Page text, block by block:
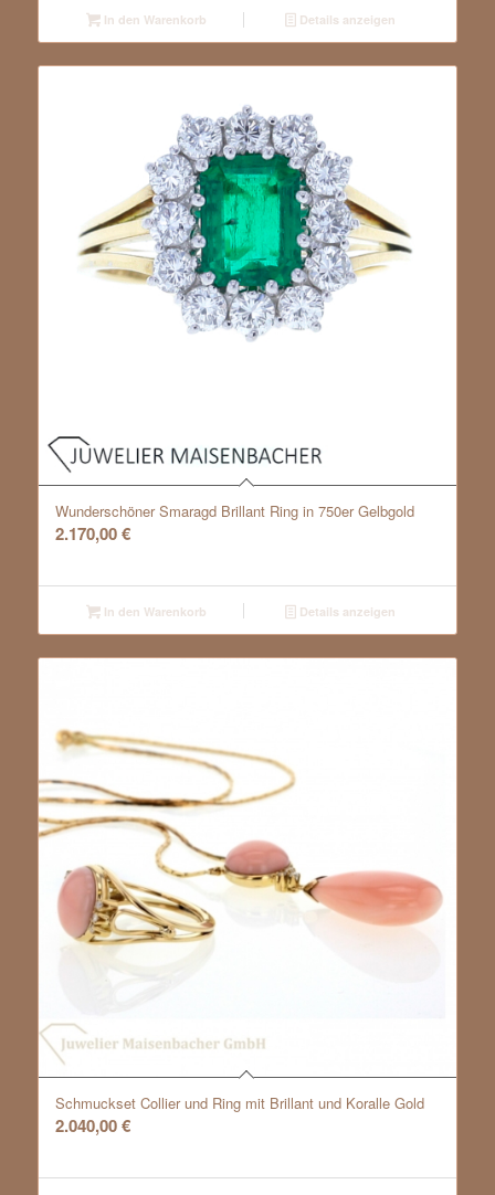
In den Warenkorb Details anzeigen
Wunderschöner Smaragd Brillant Ring in 750er Gelbgold
2.170,00€
In den Warenkorb Details anzeigen
Schmuckset Collier und Ring mit Brillant und Koralle Gold
2.040,00€